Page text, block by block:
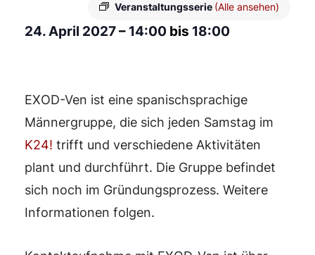
Veranstaltungsserie (Alle ansehen)
24. April 2027– 14:00 bis 18:00
EXOD-Ven ist eine spanischsprachige
Männergruppe, die sich jeden Samstag im
K24! trifft und verschiedene Aktivitäten
plant und durchführt. Die Gruppe befindet
sich noch im Gründungsprozess. Weitere
Informationen folgen.